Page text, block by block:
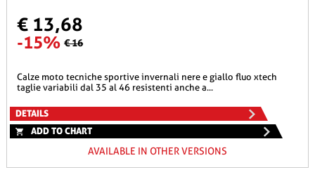
€ 13,68
-15% € 16
calze moto tecniche sportive invernali nere e giallo fluo xtech
taglie variabili dal 35 al 46 resistenti anche a...
DETAILS
ADD TO CHART
AVAILABLE IN OTHER VERSIONS